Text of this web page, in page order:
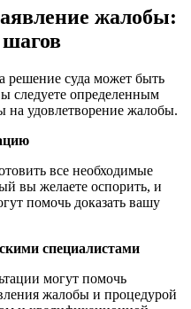
жалобы:
решение суда может быть
следуете определенным
удовлетворение жалобы.
все необходимые
вы желаете оспорить, и
помочь доказать вашу
специалистами
могут помочь
жалобы и процедурой